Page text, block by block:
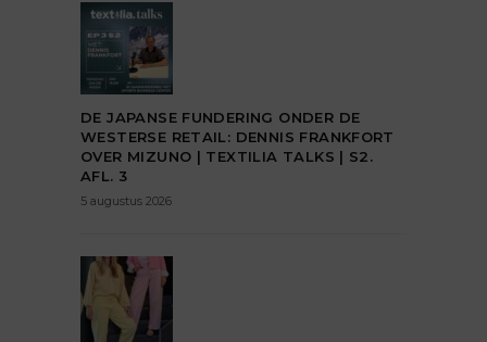
DE JAPANSE FUNDERING ONDER DE
WESTERSE RETAIL: DENNIS FRANKFORT
OVER MIZUNO | TEXTILIA TALKS | S2.
AFL. 3
5 augustus 2026